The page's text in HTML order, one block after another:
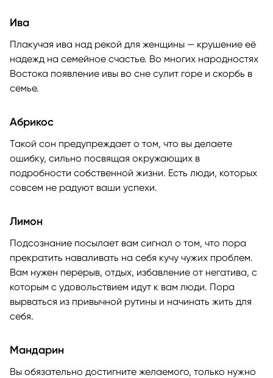
Ива
Плакучая ива над рекой для женщины — крушение её
надежд на семейное счастье. Во многих народностях
Востока появление ивы во сне сулит горе и скорбь в
семье.
Абрикос
Такой сон предупреждает о том, что вы делаете
ошибку, сильно посвящая окружающих в
подробности собственной жизни. Есть люди, которых
совсем не радуют ваши успехи.
Лимон
Подсознание посылает вам сигнал о том, что пора
прекратить наваливать на себя кучу чужих проблем.
Вам нужен перерыв, отдых, избавление от негатива, с
которым с удовольствием идут к вам люди. Пора
вырваться из привычной рутины и начинать жить для
себя.
Мандарин
Вы обязательно достигните желаемого, только нужно